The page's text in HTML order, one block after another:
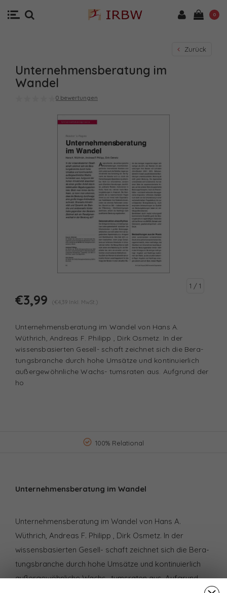
0
Zurück
Unternehmensberatung im
Wandel
0 bewertungen
1 / 1
€3,99 (€4,39 Inkl. MwSt.)
Unternehmensberatung im Wandel von Hans A.
Wüthrich, Andreas F. Philipp , Dirk Osmetz. In der
wissensbasierten Gesell- schaft zeichnet sich die Bera-
tungsbranche durch hohe Umsätze und kontinuierlich
außergewöhnliche Wachs- tumsraten aus. Aufgrund der
ho
100% Relational
Unternehmensberatung im Wandel
Unternehmensberatung im Wandel von Hans A.
Wüthrich, Andreas F. Philipp , Dirk Osmetz. In der
wissensbasierten Gesell- schaft zeichnet sich die Bera-
tungsbranche durch hohe Umsätze und kontinuierlich
außergewöhnliche Wachs- tumsraten aus. Aufgrund